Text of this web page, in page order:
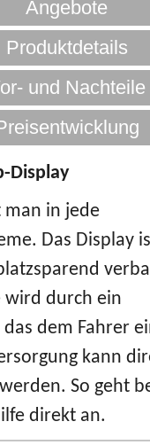
Display
in jede
Das Display
wird durch ein
dem Fahrer
kann
So geht
direkt an.